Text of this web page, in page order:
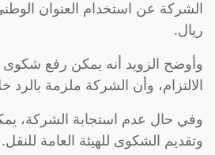
ريال.
وأوضح الزويد أنه يمكن رفع
الالتزام، وأن الشركة ملزمة بالرد خلال 7 أيام
وفي حال عدم استجابة الشركة،
وتقديم الشكوى للهيئة العامة للنقل.